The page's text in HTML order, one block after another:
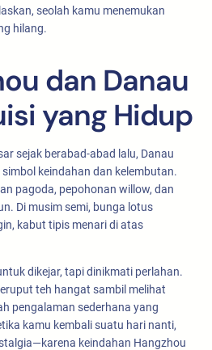
seolah kamu menemukan
hilang.
dan Danau
yang Hidup
sejak berabad-abad lalu, Danau
keindahan dan kelembutan.
pagoda, pepohonan willow, dan
Di musim semi, bunga lotus
kabut tipis menari di atas
dikejar, tapi dinikmati perlahan.
teh hangat sambil melihat
pengalaman sederhana yang
kamu kembali suatu hari nanti,
keindahan Hangzhou